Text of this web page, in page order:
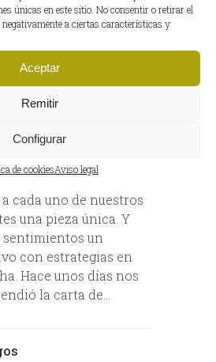
únicas en este sitio. No consentir o retirar el
a ciertas características y
Aceptar
Remitir
Configurar
de cookiesAviso legal
DE UNA
EN
labor. Provocar
infinito, nuestra
misión. Un deseo,
cada uno de nuestros
una pieza única. Y
sentimientos un
con estrategias en
Hace unos días nos
la carta de...